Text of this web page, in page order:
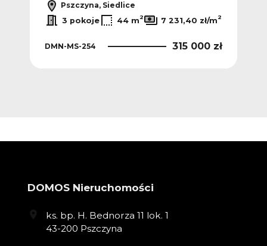
Pszczyna, Siedlice
3 pokoje
44 m2 7 231,40 zł/m2
DMN-MS-254 315 000 zł
DOMOS Nieruchomości
ks. bp. H. Bednorza 11 lok. 1
43-200 Pszczyna